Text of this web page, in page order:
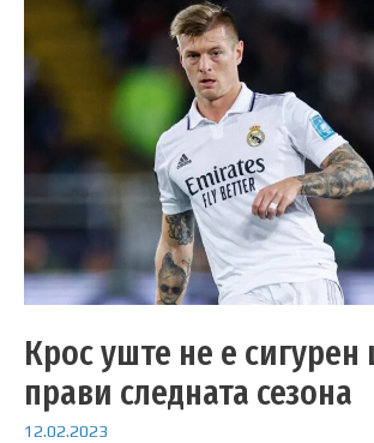
Крос уште не е сигурен
прави следната сезона
12.02.2023